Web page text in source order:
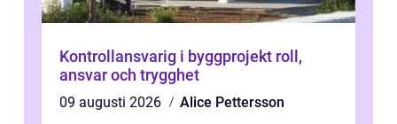
Kontrollansvarig i byggprojekt roll,
ansvar och trygghet
09 augusti 2026
Alice Pettersson